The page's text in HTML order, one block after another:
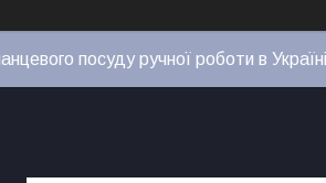
посуду ручної роботи в